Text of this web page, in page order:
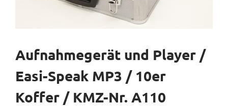
Aufnahmegerät und Player /
Easi-Speak MP3 / 10er
Koffer / KMZ-Nr. A110